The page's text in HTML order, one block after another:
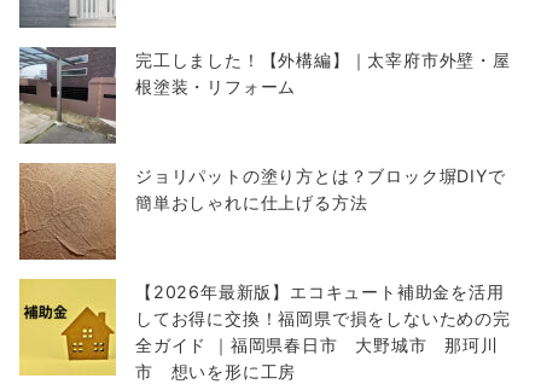
完工しました！【外構編】｜太宰府市外壁・屋
根塗装・リフォーム
ジョリパットの塗り方とは？ブロック塀DIYで
簡単おしゃれに仕上げる方法
【2026年最新版】エコキュート補助金を活用
してお得に交換！福岡県で損をしないための完
全ガイド ｜福岡県春日市 大野城市 那珂川
市 想いを形に工房